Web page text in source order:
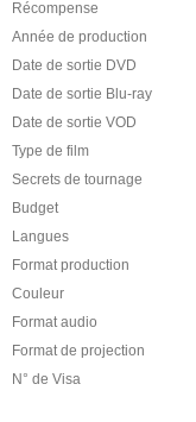
Récompense
Année de production
Date de sortie DVD
Date de sortie Blu-ray
Date de sortie VOD
Type de film
Secrets de tournage
Budget
Langues
Format production
Couleur
Format audio
Format de projection
N° de Visa